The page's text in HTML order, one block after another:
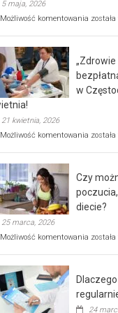
5 maja, 2026
Możliwość komentowania Rusza
dla
została
w
21 kwietnia, 2026
Możliwość komentowania „Zdrowie
akcja
w
już
została
Czy
diecie?
25 marca, 2026
Możliwość komentowania Czy
że
została
24